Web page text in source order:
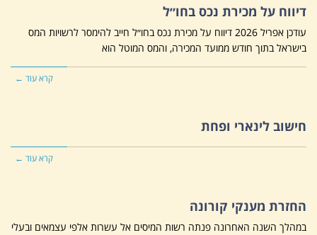
דיווח על מכירת נכס בחו״ל
עודכן אפריל 2026 דיווח על מכירת נכס בחו״ל חייב להימסר לרשויות המס
בישראל בתוך חודש ממועד המכירה, והמס המוטל הוא
קרא עוד ←
חישוב לינארי ופחת
קרא עוד ←
החזרת מענקי קורונה
במהלך השנה האחרונה פנתה רשות המיסים אל עשרות אלפי עצמאים ובעלי